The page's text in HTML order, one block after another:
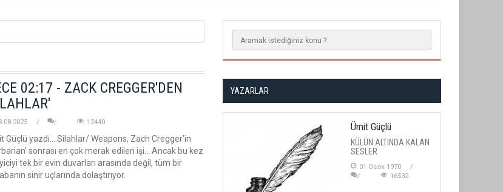
02:17 - ZACK CREGGER'DEN
08-2025 12440
Güçlü yazdı... Silahlar/ Weapons, Zach Cregger’in
sonrası en çok merak edilen işi… Ancak bu kez
tek bir evin duvarları arasında değil, tüm bir
sinir uçlarında dolaştırıyor.
YAZARLAR
Ümit Güçlü
KÜLÜN ALTINDA KALAN
SESLER
01 Ocak 1970
16532